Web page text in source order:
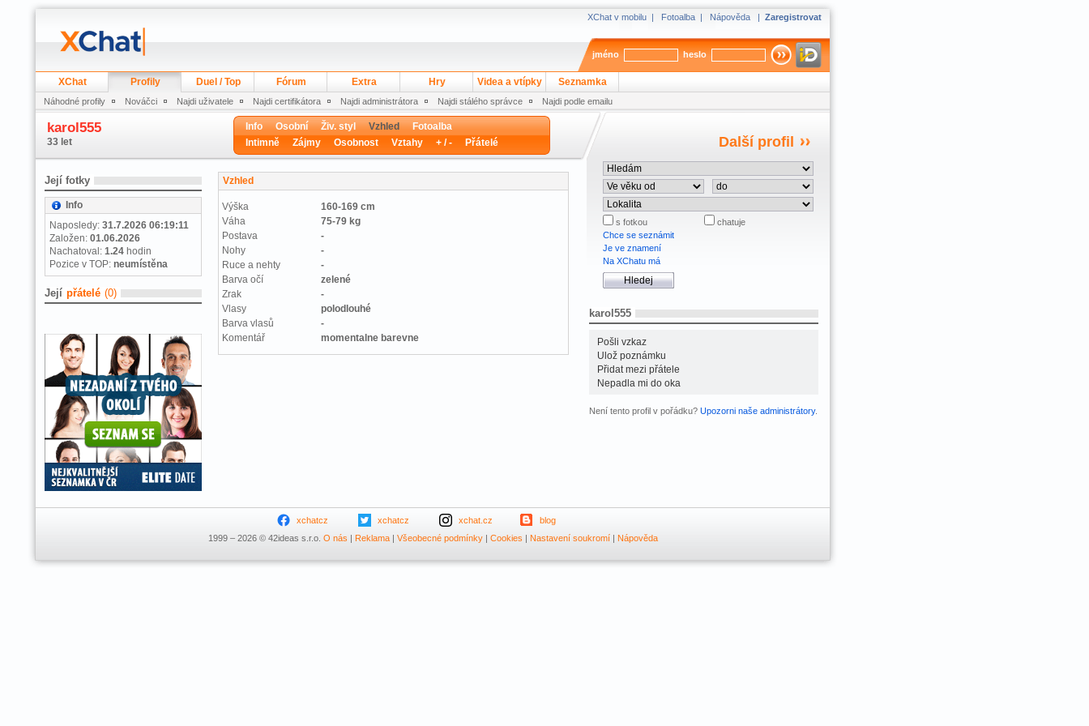
XChat v mobilu | Fotoalba | Nápověda | Zaregistrovat
jméno heslo
XChat Profily Duel / Top Fórum Extra Hry Videa a vtípky Seznamka
Náhodné profily Nováčci Najdi uživatele Najdi certifikátora Najdi administrátora Najdi stálého správce Najdi podle emailu
karol555
33 let
Info Osobní Živ. styl Vzhled
Fotoalba
Intimně
Zájmy Osobnost Vztahy + / - Přátelé Další profil
Její fotky
Info
Naposledy: 31.7.2026 06:19:11
Založen: 01.06.2026
Nachatoval: 1.24 hodin
Pozice v TOP: neumístěna
Její přátelé (0)
Vzhled
Výška
160-169 cm
Váha
75-79 kg
Postava
-
Nohy
-
Ruce a nehty
-
Barva očí
zelené
Zrak
-
Vlasy
polodlouhé
Barva vlasů
-
Komentář
momentalne barevne
s fotkou
chatuje
Chce se seznámit
Je ve znamení
Na XChatu má
karol555
Pošli vzkaz
Ulož poznámku
Přidat mezi přátele
Nepadla mi do oka
Není tento profil v pořádku? Upozorni naše administrátory.
xchatcz xchatcz xchat.cz
blog
1999 – 2026 © 42ideas s.r.o. O nás | Reklama| Všeobecné podmínky| Cookies | Nastavení soukromí| Nápověda